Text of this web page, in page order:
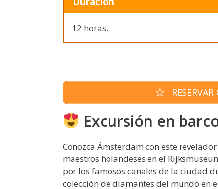
12 horas.
Excursión en
Conozca Ámsterdam con este
maestros holandeses en el
por los famosos canales de la ciudad
colección de diamantes del mundo en